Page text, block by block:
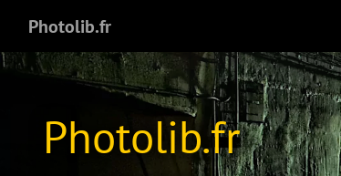
Photolib.fr
Photolib.fr